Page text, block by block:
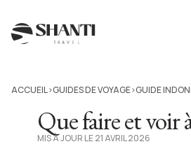
ACCUEIL>GUIDES DE VOYAGE>GUIDE
Que faire et voir
MIS À JOUR LE 21 AVRIL 2026